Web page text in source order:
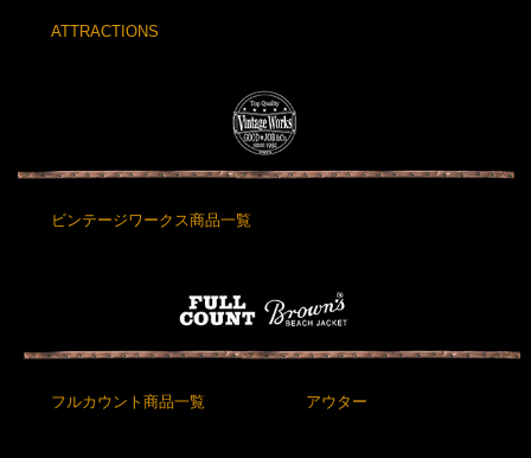
ATTRACTIONS
ビンテージワークス商品一覧
フルカウント商品一覧 アウター